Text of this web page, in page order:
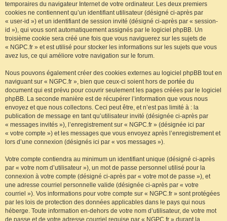
temporaires du navigateur Internet de votre ordinateur. Les deux premiers
cookies ne contiennent qu’un identifiant utilisateur (désigné ci-après par
« user-id ») et un identifiant de session invité (désigné ci-après par « session-
id »), qui vous sont automatiquement assignés par le logiciel phpBB. Un
troisième cookie sera créé une fois que vous naviguerez sur les sujets de
« NGPC.fr » et est utilisé pour stocker les informations sur les sujets que vous
avez lus, ce qui améliore votre navigation sur le forum.
Nous pouvons également créer des cookies externes au logiciel phpBB tout en
naviguant sur « NGPC.fr », bien que ceux-ci soient hors de portée du
document qui est prévu pour couvrir seulement les pages créées par le logiciel
phpBB. La seconde manière est de récupérer l’information que vous nous
envoyez et que nous collectons. Ceci peut être, et n’est pas limité à : la
publication de message en tant qu’utilisateur invité (désignée ci-après par
« messages invités »), l’enregistrement sur « NGPC.fr » (désignée ici par
« votre compte ») et les messages que vous envoyez après l’enregistrement et
lors d’une connexion (désignés ici par « vos messages »).
Votre compte contiendra au minimum un identifiant unique (désigné ci-après
par « votre nom d’utilisateur »), un mot de passe personnel utilisé pour la
connexion à votre compte (désigné ci-après par « votre mot de passe »), et
une adresse courriel personnelle valide (désignée ci-après par « votre
courriel »). Vos informations pour votre compte sur « NGPC.fr » sont protégées
par les lois de protection des données applicables dans le pays qui nous
héberge. Toute information en-dehors de votre nom d’utilisateur, de votre mot